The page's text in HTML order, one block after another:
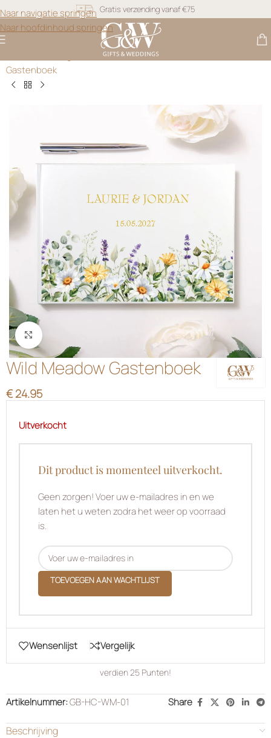
Naar navigatie springen
Naar hoofdinhoud springen
Gratis verzending vanaf €75
Snel geleverd
Gratis personalisatie
Gastenboek Bruiloft
Gastenboek
Klik om te vergroten
Wild Meadow Gastenboek
€24.95
Uitverkocht
Dit product is momenteel uitverkocht.
Geen zorgen! Voer uw e-mailadres in en we
laten het u weten zodra het weer op voorraad
is.
TOEVOEGEN AAN WACHTLIJST
Wensenlijst Vergelijk
verdien25 Punten!
Artikelnummer:GB-HC-WM-01 Share
Beschrijving